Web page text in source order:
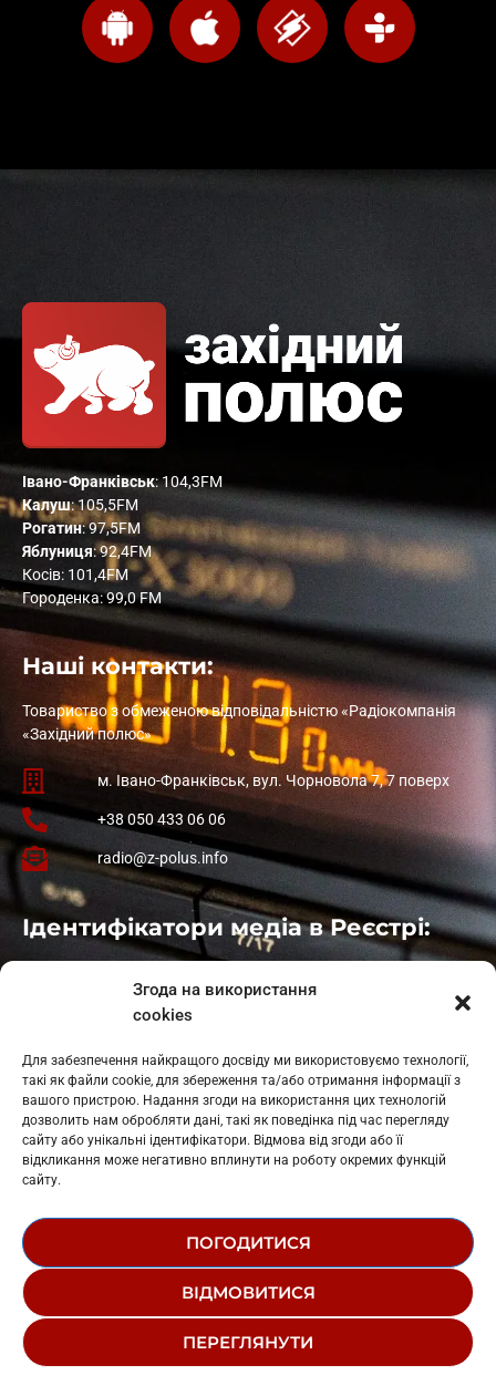
Згода на використання
cookies
Для забезпечення найкращого досвіду ми використовуємо технології,
такі як файли cookie, для збереження та/або отримання інформації з
вашого пристрою. Надання згоди на використання цих технологій
дозволить нам обробляти дані, такі як поведінка під час перегляду
сайту або унікальні ідентифікатори. Відмова від згоди або її
відкликання може негативно вплинути на роботу окремих функцій
сайту.
ПОГОДИТИСЯ
ВІДМОВИТИСЯ
ПЕРЕГЛЯНУТИ
Івано-Франківськ: 104,3FM
Калуш: 105,5FM
Рогатин: 97,5FM
Яблуниця: 92,4FM
Косів: 101,4FM
Городенка: 99,0 FM
Наші контакти:
Товариство з обмеженою відповідальністю «Радіокомпанія
«Західний полюс»
м. Івано-Франківськ, вул. Чорновола 7, 7 поверх
+38 050 433 06 06
radio@z-polus.info
Ідентифікатори медіа в Реєстрі:
: L11-01410
: L11-01801
Косів: L11-01805
Гарасимів: L11-02274
© 1995-2026 РК «ЗАХІДНИЙ ПОЛЮС»
РЕДАКЦІЙНИЙ СТАТУТ
СТРУКТУРА ВЛАСНОСТІ